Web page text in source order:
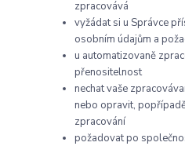
zpracovává
vyžádat si u Správce
osobním údajům a
u automatizovaně
přenositelnost
nechat vaše
nebo opravit,
zpracování
požadovat po